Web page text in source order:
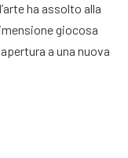
ha assolto alla
giocosa
a una nuova